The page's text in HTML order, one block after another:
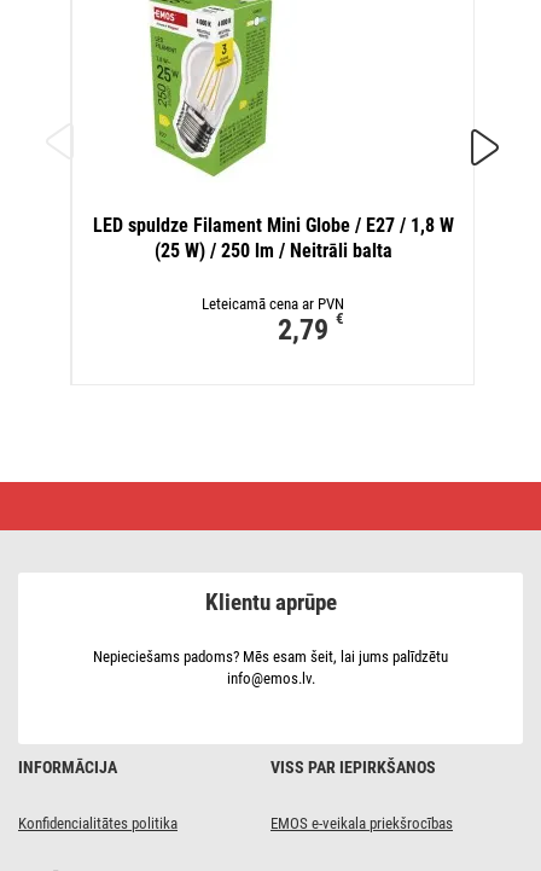
LED spuldze Filament Mini Globe / E27 / 1,8 W
(25 W) / 250 lm / Neitrāli balta
Leteicamā cena ar PVN
2,79 €
INFORMĀCIJA
Konfidencialitātes politika
VISS PAR IEPIRKŠANOS
EMOS e-veikala priekšrocības
Klientu aprūpe
Nepieciešams padoms? Mēs esam šeit, lai jums palīdzētu
info@emos.lv.